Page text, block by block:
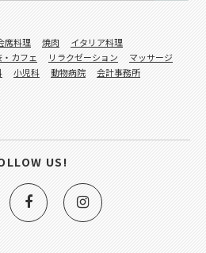
席料理 焼肉
イタリア料理
カフェ リラクゼーション
マッサージ
小児科 動物病院
会計事務所
US!